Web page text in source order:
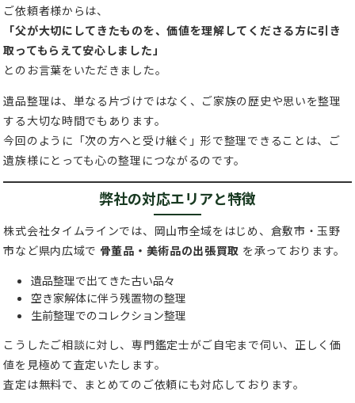
ご依頼者様からは、
「父が大切にしてきたものを、価値を理解してくださる方に引き
取ってもらえて安心しました」
とのお言葉をいただきました。
遺品整理は、単なる片づけではなく、ご家族の歴史や思いを整理
する大切な時間でもあります。
今回のように「次の方へと受け継ぐ」形で整理できることは、ご
遺族様にとっても心の整理につながるのです。
弊社の対応エリアと特徴
株式会社タイムラインでは、岡山市全域をはじめ、倉敷市・玉野
市など県内広域で 骨董品・美術品の出張買取 を承っております。
遺品整理で出てきた古い品々
空き家解体に伴う残置物の整理
生前整理でのコレクション整理
こうしたご相談に対し、専門鑑定士がご自宅まで伺い、正しく価
値を見極めて査定いたします。
査定は無料で、まとめてのご依頼にも対応しております。